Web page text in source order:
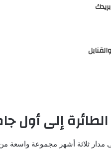
إلى أول
ثلاثة أشهر مجموعة واسعة من